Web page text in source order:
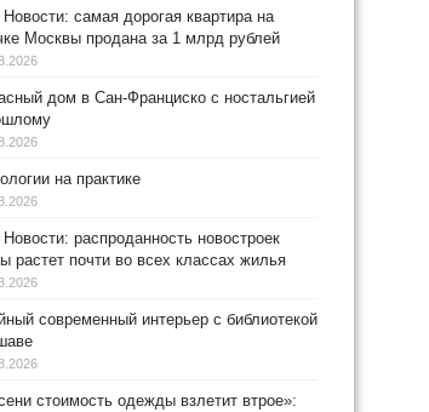
самая дорогая квартира на
Москвы продана за 1 млрд рублей
дом в Сан-Франциско с ностальгией
на практике
распроданность новостроек
растет почти во всех классах жилья
современный интерьер с библиотекой
стоимость одежды взлетит втрое»: